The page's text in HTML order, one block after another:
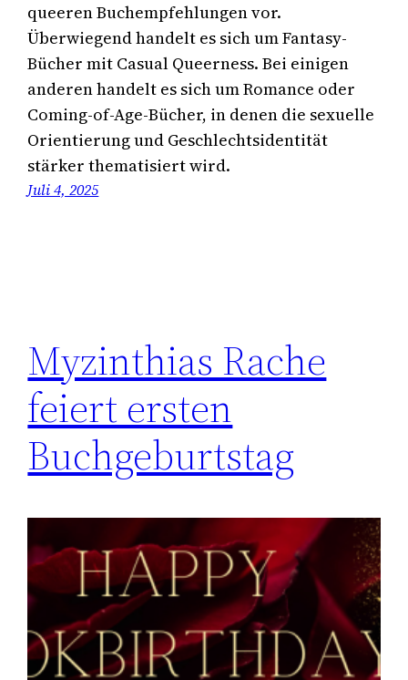
queeren Buchempfehlungen vor.
Überwiegend handelt es sich um Fantasy-
Bücher mit Casual Queerness. Bei einigen
anderen handelt es sich um Romance oder
Coming-of-Age-Bücher, in denen die sexuelle
Orientierung und Geschlechtsidentität
stärker thematisiert wird.
Juli 4, 2025
Myzinthias Rache
feiert ersten
Buchgeburtstag